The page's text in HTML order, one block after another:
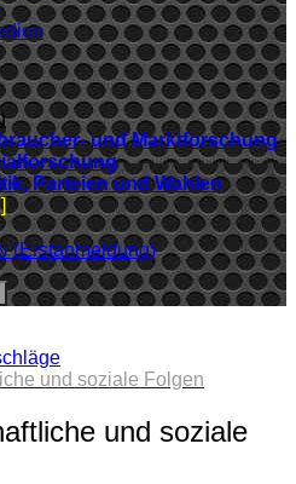
und Marktforschung
Parteien und Wahlen
(Erstanmeldung)
und soziale Folgen
und soziale